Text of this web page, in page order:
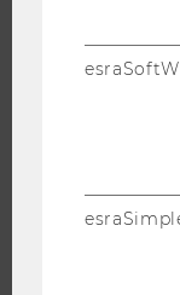
STUDIUM
DOKTORAT / PHD